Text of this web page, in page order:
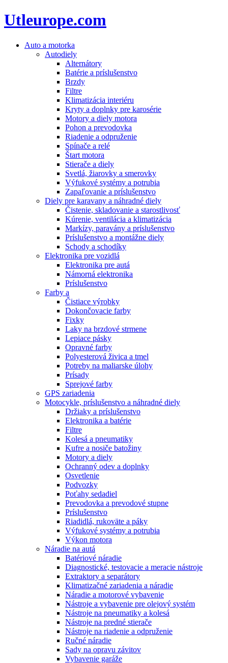
Utleurope.com
Auto a motorka
Autodiely
Alternátory
Batérie a príslušenstvo
Brzdy
Filtre
Klimatizácia interiéru
Kryty a doplnky pre karosérie
Motory a diely motora
Pohon a prevodovka
Riadenie a odpruženie
Spínače a relé
Štart motora
Stierače a diely
Svetlá, žiarovky a smerovky
Výfukové systémy a potrubia
Zapaľovanie a príslušenstvo
Diely pre karavany a náhradné diely
Čistenie, skladovanie a starostlivosť
Kúrenie, ventilácia a klimatizácia
Markízy, paravány a príslušenstvo
Príslušenstvo a montážne diely
Schody a schodíky
Elektronika pre vozidlá
Elektronika pre autá
Námorná elektronika
Príslušenstvo
Farby a
Čistiace výrobky
Dokončovacie farby
Fixky
Laky na brzdové strmene
Lepiace pásky
Opravné farby
Polyesterová živica a tmel
Potreby na maliarske úlohy
Prísady
Sprejové farby
GPS zariadenia
Motocykle, príslušenstvo a náhradné diely
Držiaky a príslušenstvo
Elektronika a batérie
Filtre
Kolesá a pneumatiky
Kufre a nosiče batožiny
Motory a diely
Ochranný odev a doplnky
Osvetlenie
Podvozky
Poťahy sedadiel
Prevodovka a prevodové stupne
Príslušenstvo
Riadidlá, rukoväte a páky
Výfukové systémy a potrubia
Výkon motora
Náradie na autá
Batériové náradie
Diagnostické, testovacie a meracie nástroje
Extraktory a separátory
Klimatizačné zariadenia a náradie
Náradie a motorové vybavenie
Nástroje a vybavenie pre olejový systém
Nástroje na pneumatiky a kolesá
Nástroje na predné stierače
Nástroje na riadenie a odpruženie
Ručné náradie
Sady na opravu závitov
Vybavenie garáže